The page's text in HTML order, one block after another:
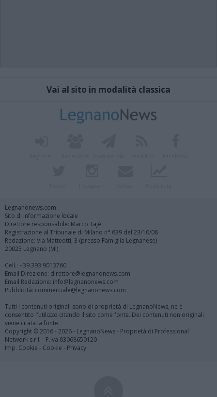
Vai al sito in modalità classica
Legnanonews.com
Sito di informazione locale
Direttore responsabile: Marco Tajè
Registrazione al Tribunale di Milano n° 639 del 23/10/08
Redazione: Via Matteotti, 3 (presso Famiglia Legnanese)
20025 Legnano (MI)
Cell.: +39.393.9013760
Email Direzione: direttore@legnanonews.com
Email Redazione: info@legnanonews.com
Pubblicità: commerciale@legnanonews.com
Tutti i contenuti originali sono di proprietà di LegnanoNews, ne è
consentito l'utilizzo citando il sito come fonte. Dei contenuti non originali
viene citata la fonte.
Copyright © 2016 - 2026 - LegnanoNews - Proprietà di Professional
Network s.r.l. - P.Iva 03068650120
Imp. Cookie - Cookie - Privacy